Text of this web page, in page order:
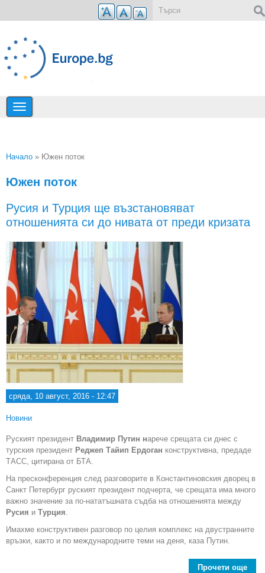
Премини към основното съдържание
Начало » Южен поток
Южен поток
Русия и Турция ще възстановяват
отношенията си до нивата от преди кризата
сряда, 10 август, 2016 - 12:47
Новини
Руският президент Владимир Путин нарече срещата си днес с
турския президент Реджеп Тайип Ердоган конструктивна, предаде
ТАСС, цитирана от БТА.
На пресконференция след разговорите в Константиновския дворец в
Санкт Петербург руският президент подчерта, че срещата има много
важно значение за по-нататъшната съдба на отношенията между
Русия и Турция.
Имахме конструктивен разговор по целия комплекс на двустранните
връзки, както и по международните теми на деня, каза Путин.
Прочети още